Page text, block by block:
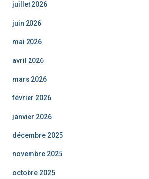
juillet 2026
juin 2026
mai 2026
avril 2026
mars 2026
février 2026
janvier 2026
décembre 2025
novembre 2025
octobre 2025